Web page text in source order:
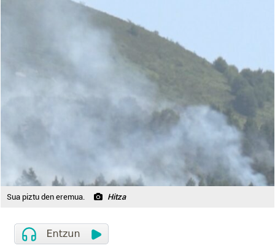
Sua piztu den eremua. Hitza